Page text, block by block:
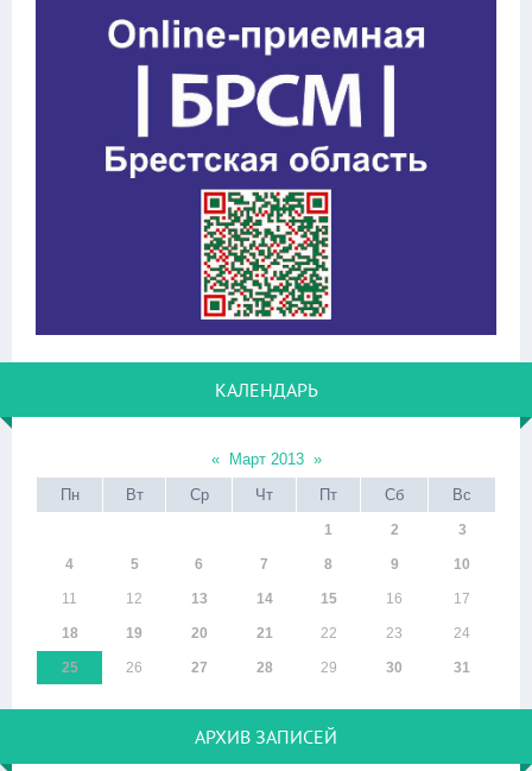
КАЛЕНДАРЬ
« Март 2013 »
Пн
Вт Ср Чт Пт Сб Вс
1 2 3
4 5 6 7 8 9 10
11 12 13 14 15 16 17
18 19 20 21 22 23 24
25 26 27 28 29 30 31
АРХИВ ЗАПИСЕЙ